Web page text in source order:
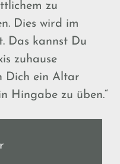
zu
Dies wird im
Das kannst Du
zuhause
Dich ein Altar
Hingabe zu üben.“